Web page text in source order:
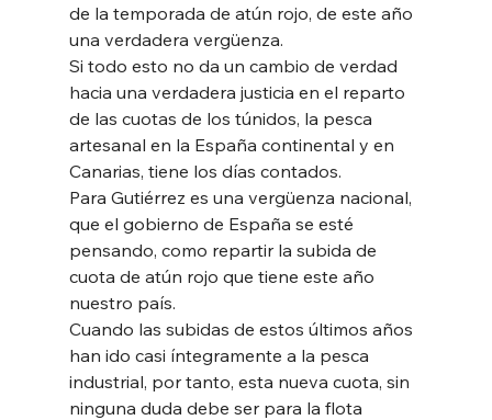
de la temporada de atún rojo, de este año
una verdadera vergüenza.
Si todo esto no da un cambio de verdad
hacia una verdadera justicia en el reparto
de las cuotas de los túnidos, la pesca
artesanal en la España continental y en
Canarias, tiene los días contados.
Para Gutiérrez es una vergüenza nacional,
que el gobierno de España se esté
pensando, como repartir la subida de
cuota de atún rojo que tiene este año
nuestro país.
Cuando las subidas de estos últimos años
han ido casi íntegramente a la pesca
industrial, por tanto, esta nueva cuota, sin
ninguna duda debe ser para la flota